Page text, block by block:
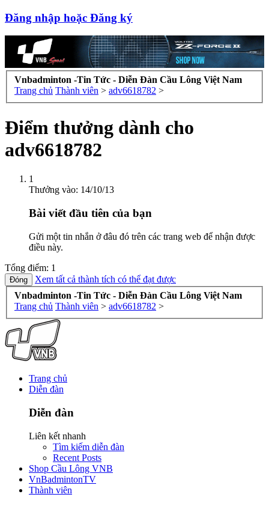
Đăng nhập hoặc Đăng ký
Vnbadminton -Tin Tức - Diễn Đàn Cầu Lông Việt Nam
Trang chủ Thành viên > adv6618782 >
Điểm thưởng dành cho
adv6618782
1
Thưởng vào: 14/10/13
Bài viết đầu tiên của bạn
Gửi một tin nhắn ở đâu đó trên các trang web để nhận được
điều này.
Tổng điểm: 1
Xem tất cả thành tích có thể đạt được
Vnbadminton -Tin Tức - Diễn Đàn Cầu Lông Việt Nam
Trang chủ Thành viên > adv6618782 >
Trang chủ
Diễn đàn
Diễn đàn
Liên kết nhanh
Tìm kiếm diễn đàn
Recent Posts
Shop Cầu Lông VNB
VnBadmintonTV
Thành viên